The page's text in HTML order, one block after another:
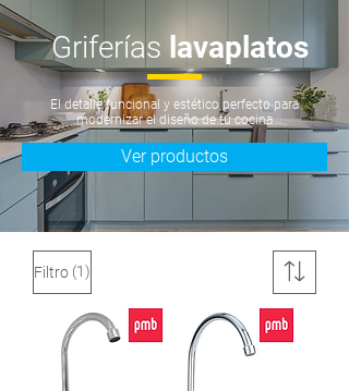
Griferías lavaplatos
El detalle funcional y estético perfecto para
modernizar el diseño de tu cocina
Ver productos
Filtro (1)